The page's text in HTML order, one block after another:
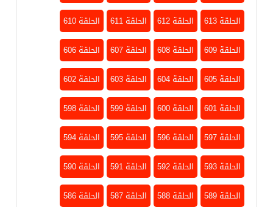
الحلقة 613
الحلقة 612 الحلقة 611
الحلقة 610
الحلقة 609
الحلقة 608 الحلقة 607
الحلقة 606
الحلقة 605
الحلقة 604 الحلقة 603
الحلقة 602
الحلقة 601
الحلقة 600 الحلقة 599
الحلقة 598
الحلقة 597
الحلقة 596 الحلقة 595
الحلقة 594
الحلقة 593
الحلقة 592 الحلقة 591
الحلقة 590
الحلقة 589
الحلقة 588 الحلقة 587
الحلقة 586